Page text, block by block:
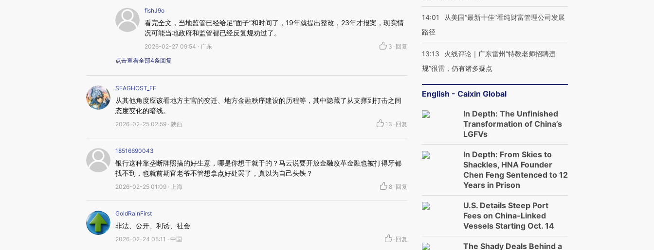
fishJ9o
看完全文，当地监管已经给足“面子”和时间了，19年就提出整改，23年才报案，现实情
况可能当地政府和监管都已经反复规劝过了。
2026-02-27 09:54 · 广东 3 · 回复
点击查看全部4条回复
SEAGHOST_FF
从其他角度应该看地方主官的变迁、地方金融秩序建设的历程等，其中隐藏了从支撑到打击之间
态度变化的暗线。
2026-02-25 02:59 · 陕西 13 · 回复
18516690043
银行这种靠垄断牌照搞的好生意，哪是你想干就干的？马云说要开放金融改革金融也被打得牙都
找不到，也就前期官老爷不管想拿点好处罢了，真以为自己头铁？
2026-02-25 01:09 · 上海 8 · 回复
GoldRainFirst
非法、公开、利诱、社会
2026-02-24 05:11 · 中国 · 回复
14:01
从美国“最新十佳”看纯财富管理公司发展
路径
13:13
火线评论｜广东雷州“特教老师招聘违
规”很雷，仍有诸多疑点
English - Caixin Global
In Depth: The Unfinished
Transformation of China’s
LGFVs
In Depth: From Skies to
Shackles, HNA Founder
Chen Feng Sentenced to 12
Years in Prison
U.S. Details Steep Port
Fees on China-Linked
Vessels Starting Oct. 14
The Shady Deals Behind a